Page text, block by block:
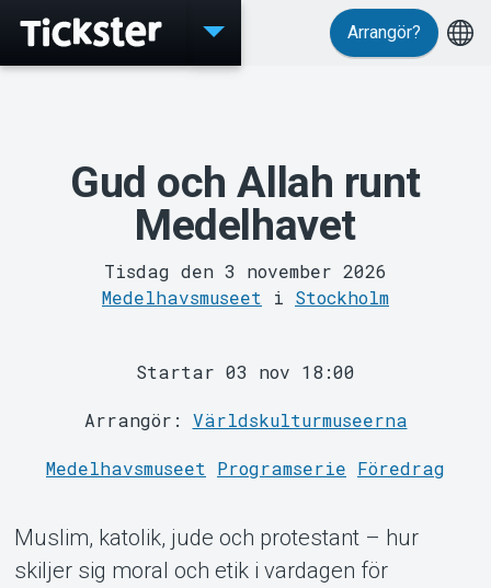
MyTickster
Arrangör?
Gud och Allah runt
Medelhavet
Tisdag den 3 november 2026
Medelhavsmuseet i Stockholm
Startar 03 nov 18:00
Arrangör: Världskulturmuseerna
Medelhavsmuseet Programserie Föredrag
Muslim, katolik, jude och protestant – hur
skiljer sig moral och etik i vardagen för